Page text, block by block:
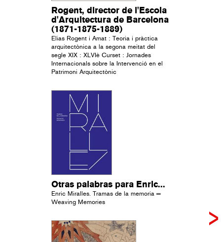
Rogent, director de l'Escola
d'Arquitectura de Barcelona
(1871-1875-1889)
Elias Rogent i Amat : Teoria i pràctica
arquitectònica a la segona meitat del
segle XIX : XLVIè Curset : Jornades
Internacionals sobre la Intervenció en el
Patrimoni Arquitectònic
Otras palabras para Enric...
Enric Miralles. Tramas de la memoria =
Weaving Memories